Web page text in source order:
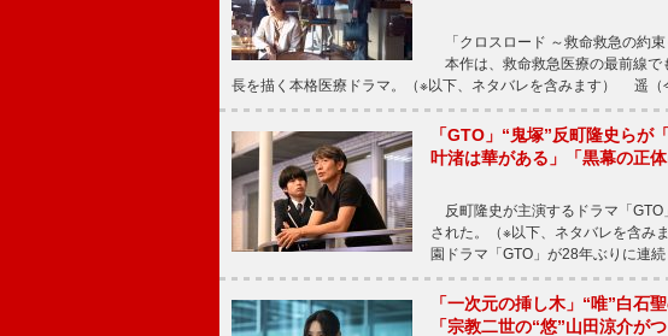
「クロスロード ～救命救急の約束
本作は、救命救急医療の最前線で
長を描く本格医療ドラマ。（※以下、ネタバレを含みます） 遥
「GTO」“鬼塚”反町隆史ら
叶渚は華がある」「黒幕の正体
反町隆史が主演するドラマ「GTO
された。（※以下、ネタバレを含
園ドラマ「GTO」が28年ぶりに連
「一次元の挿し木」“唯”白石
「宗教二世の“悠”山田涼介がつ